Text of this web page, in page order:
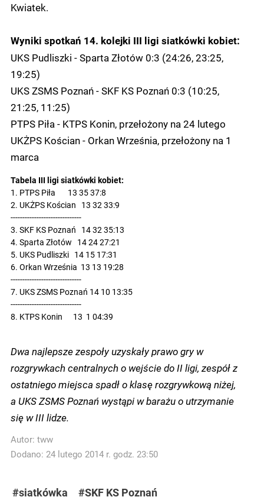
Kwiatek.
Wyniki spotkań 14. kolejki III ligi siatkówki kobiet:
UKS Pudliszki - Sparta Złotów 0:3 (24:26, 23:25,
19:25)
UKS ZSMS Poznań - SKF KS Poznań 0:3 (10:25,
21:25, 11:25)
PTPS Piła - KTPS Konin, przełożony na 24 lutego
UKŻPS Kościan - Orkan Września, przełożony na 1
marca
Tabela III ligi siatkówki kobiet:
1. PTPS Piła       13 35 37:8
2. UKŻPS Kościan   13 32 33:9
------------------------------
3. SKF KS Poznań   14 32 35:13
4. Sparta Złotów   14 24 27:21
5. UKS Pudliszki   14 15 17:31
6. Orkan Września  13 13 19:28
------------------------------
7. UKS ZSMS Poznań 14 10 13:35
------------------------------
8. KTPS Konin      13  1 04:39
Dwa najlepsze zespoły uzyskały prawo gry w
rozgrywkach centralnych o wejście do II ligi, zespół z
ostatniego miejsca spadł o klasę rozgrywkową niżej,
a UKS ZSMS Poznań wystąpi w barażu o utrzymanie
się w III lidze.
Autor: tww
Dodano: 24 lutego 2014 r. godz. 23:50
#siatkówka #SKF KS Poznań